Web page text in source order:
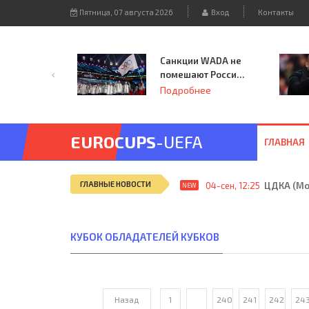
Пятница, 07 августа 2026 Вход Контакты
Санкции WADA не
помешают России
принять
Подробнее
EUROCUPS-UEFA ГЛАВНАЯ
ГЛАВНЫЕ НОВОСТИ NEW 04-сен, 12:25 ЦДКА
КУБОК ОБЛАДАТЕЛЕЙ КУБКОВ
Назад 1 240 241 242 243